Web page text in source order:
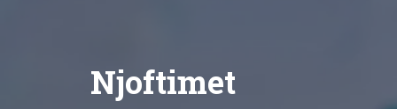
Njoftimet